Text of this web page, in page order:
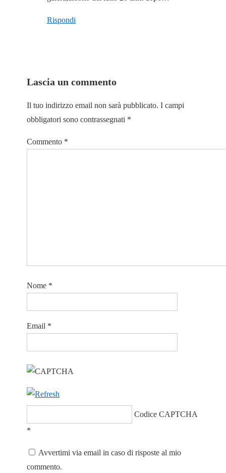
Rispondi
Lascia un commento
Il tuo indirizzo email non sarà pubblicato. I campi
obbligatori sono contrassegnati *
Commento *
Nome *
Email *
Codice CAPTCHA
*
Avvertimi via email in caso di risposte al mio
commento.